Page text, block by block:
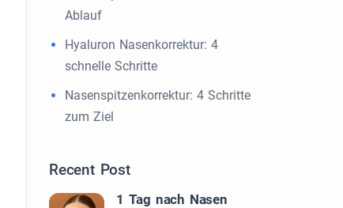
Ablauf
Hyaluron Nasenkorrektur: 4
schnelle Schritte
Nasenspitzenkorrektur: 4 Schritte
zum Ziel
Recent Post
1 Tag nach Nasen